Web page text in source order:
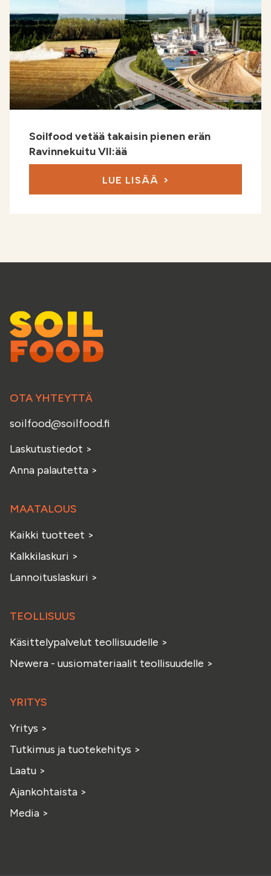
Soilfood vetää takaisin pienen erän
Ravinnekuitu VII:ää
LUE LISÄÄ
OTA YHTEYTTÄ
soilfood@soilfood.fi
Laskutustiedot >
Anna palautetta >
MAATALOUS
Kaikki tuotteet >
Kalkkilaskuri >
Lannoituslaskuri >
TEOLLISUUS
Käsittelypalvelut teollisuudelle >
Newera - uusiomateriaalit teollisuudelle >
YRITYS
Yritys >
Tutkimus ja tuotekehitys >
Laatu >
Ajankohtaista >
Media >